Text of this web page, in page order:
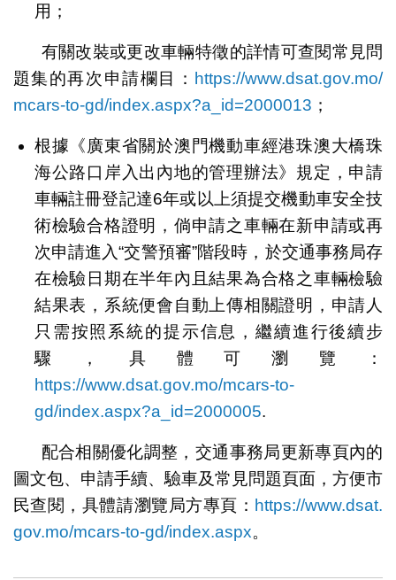
用；
有關改裝或更改車輛特徵的詳情可查閱常見問
題集的再次申請欄目： https://www.dsat.gov.mo/
mcars-to-gd/index.aspx?a_id=2000013 ；
根據《廣東省關於澳門機動車經港珠澳大橋珠
海公路口岸入出內地的管理辦法》規定，申請
車輛註冊登記達6年或以上須提交機動車安全技
術檢驗合格證明，倘申請之車輛在新申請或再
次申請進入“交警預審”階段時，於交通事務局存
在檢驗日期在半年內且結果為合格之車輛檢驗
結果表，系統便會自動上傳相關證明，申請人
只需按照系統的提示信息，繼續進行後續步
驟，具體可瀏覽：
https://www.dsat.gov.mo/mcars-to-
gd/index.aspx?a_id=2000005.
配合相關優化調整，交通事務局更新專頁內的
圖文包、申請手續、驗車及常見問題頁面，方便市
民查閱，具體請瀏覽局方專頁： https://www.dsat.
gov.mo/mcars-to-gd/index.aspx。